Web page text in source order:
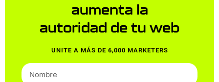
aumenta la
autoridad de tu web
UNITE A MÁS DE 6,000 MARKETERS